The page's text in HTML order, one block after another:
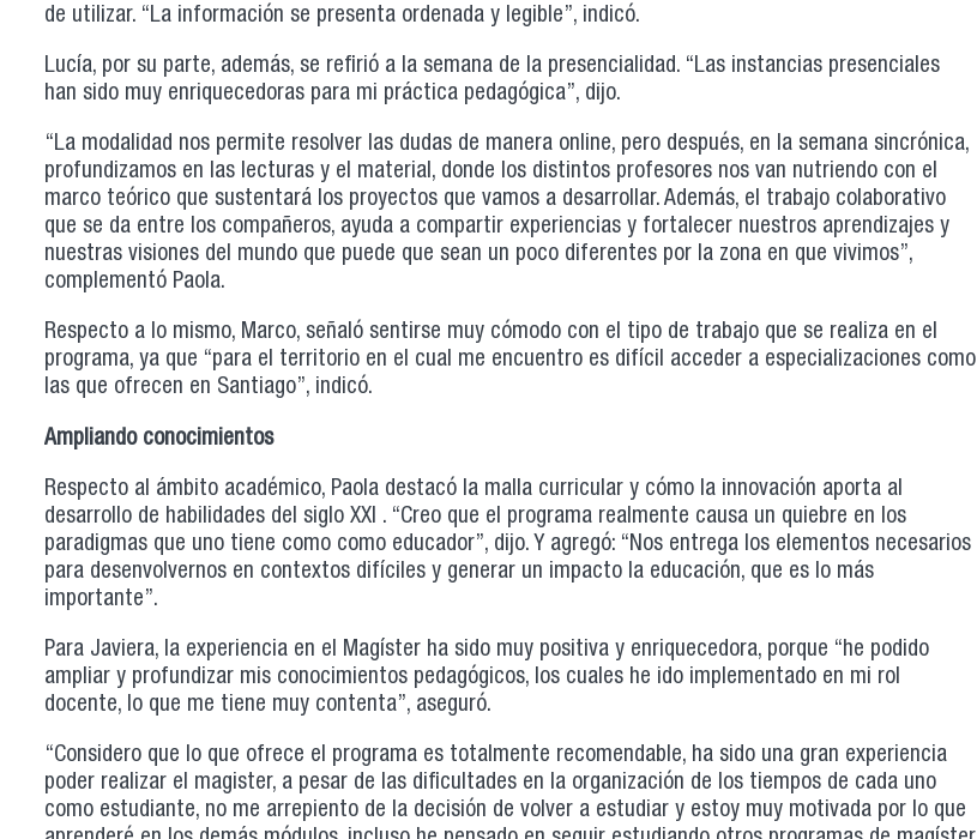
de utilizar. “La información se presenta ordenada y legible”, indicó.
Lucía, por su parte, además, se refirió a la semana de la presencialidad. “Las instancias presenciales
han sido muy enriquecedoras para mi práctica pedagógica”, dijo.
“La modalidad nos permite resolver las dudas de manera online, pero después, en la semana sincrónica,
profundizamos en las lecturas y el material, donde los distintos profesores nos van nutriendo con el
marco teórico que sustentará los proyectos que vamos a desarrollar. Además, el trabajo colaborativo
que se da entre los compañeros, ayuda a compartir experiencias y fortalecer nuestros aprendizajes y
nuestras visiones del mundo que puede que sean un poco diferentes por la zona en que vivimos”,
complementó Paola.
Respecto a lo mismo, Marco, señaló sentirse muy cómodo con el tipo de trabajo que se realiza en el
programa, ya que “para el territorio en el cual me encuentro es difícil acceder a especializaciones como
las que ofrecen en Santiago”, indicó.
Ampliando conocimientos
Respecto al ámbito académico, Paola destacó la malla curricular y cómo la innovación aporta al
desarrollo de habilidades del siglo XXI . “Creo que el programa realmente causa un quiebre en los
paradigmas que uno tiene como como educador”, dijo. Y agregó: “Nos entrega los elementos necesarios
para desenvolvernos en contextos difíciles y generar un impacto la educación, que es lo más
importante”.
Para Javiera, la experiencia en el Magíster ha sido muy positiva y enriquecedora, porque “he podido
ampliar y profundizar mis conocimientos pedagógicos, los cuales he ido implementado en mi rol
docente, lo que me tiene muy contenta”, aseguró.
“Considero que lo que ofrece el programa es totalmente recomendable, ha sido una gran experiencia
poder realizar el magister, a pesar de las dificultades en la organización de los tiempos de cada uno
como estudiante, no me arrepiento de la decisión de volver a estudiar y estoy muy motivada por lo que